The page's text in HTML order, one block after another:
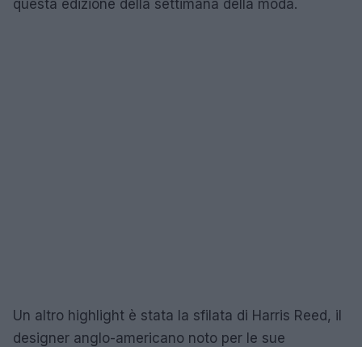
questa edizione della settimana della moda.
Un altro highlight è stata la sfilata di Harris Reed, il
designer anglo-americano noto per le sue